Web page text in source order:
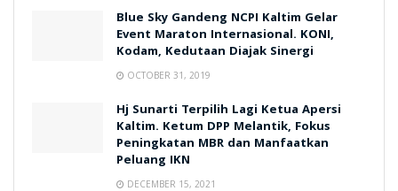
Blue Sky Gandeng NCPI Kaltim Gelar
Event Maraton Internasional. KONI,
Kodam, Kedutaan Diajak Sinergi
OCTOBER 31, 2019
Hj Sunarti Terpilih Lagi Ketua Apersi
Kaltim. Ketum DPP Melantik, Fokus
Peningkatan MBR dan Manfaatkan
Peluang IKN
DECEMBER 15, 2021